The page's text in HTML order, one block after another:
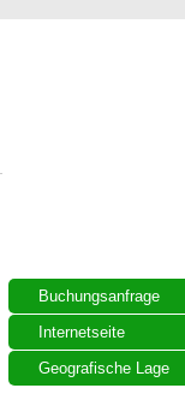
Buchungsanfrage
Internetseite
Geografische Lage